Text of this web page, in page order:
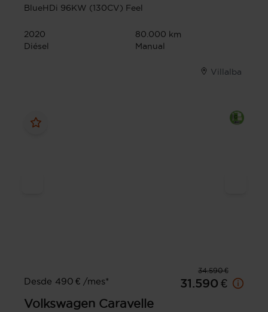
BlueHDi 96KW (130CV) Feel
2020
80.000 km
Diésel
Manual
Villalba
34.590 €
Desde 490 € /mes*
31.590 €
Volkswagen Caravelle